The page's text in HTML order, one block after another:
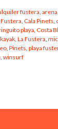
fustera, arena,
Fustera, Cala Pinets,
playa, Costa
kayak, La Fustera,
, Pinets, playa
, winsurf